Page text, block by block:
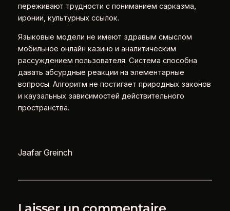
переживают трудности с пониманием сарказма,
иронии, культурных ссылок.
Языковые модели не имеют здравым смыслом
мобильное онлайн казино и аналитическим
рассуждением пользователя. Система способна
давать абсурдные реакции на элементарные
вопросы. Алгоритм не постигает природных законов
и каузальных зависимостей действительного
пространства.
Jaafar Greinch